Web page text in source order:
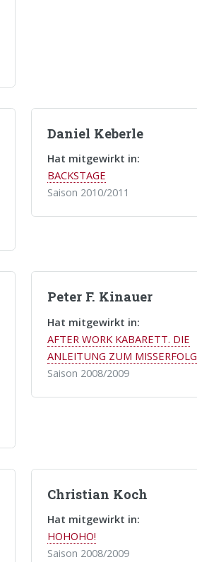
Daniel Keberle
Hat mitgewirkt in:
BACKSTAGE
Saison 2010/2011
Peter F. Kinauer
Hat mitgewirkt in:
AFTER WORK KABARETT. DIE
ANLEITUNG ZUM MISSERFOLG
Saison 2008/2009
Christian Koch
Hat mitgewirkt in:
HOHOHO!
Saison 2008/2009